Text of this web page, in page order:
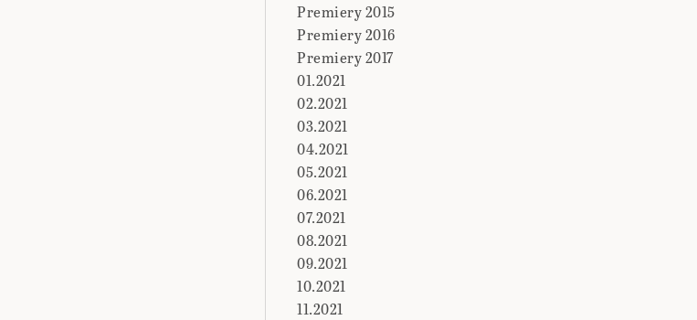
Premiery 2015
Premiery 2016
Premiery 2017
01.2021
02.2021
03.2021
04.2021
05.2021
06.2021
07.2021
08.2021
09.2021
10.2021
11.2021